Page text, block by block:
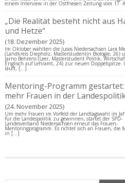
einem Interview in der Ostfriesen Zeitung vom 17.
„Die Realität besteht nicht aus
und Hetze“
18. Dezember 2025
Im Oktober wählten die Jusos Niedersachsen Lara
(Landkreis Diepholz, Masterstudentin Biologie, 26)
Jarno Behrens (Leer, Masterstudent Politik,
Englisch auf Lehramt, 24) zur neuen Doppelspitze.
läuft, […]
Mentoring-Programm
mehr Frauen in der
24. November 2025
Um mehr Frauen im Vorfeld der Landtagswahl im
für die Landespolitik zu gewinnen, startet der SPD-
Landesverband Niedersachsen erneut das Frauen-
Mentoringprogramm. Es richtet sich an Frauen, die
in […]